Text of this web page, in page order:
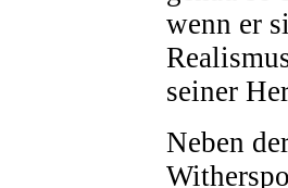
wenn er
seiner
Neben